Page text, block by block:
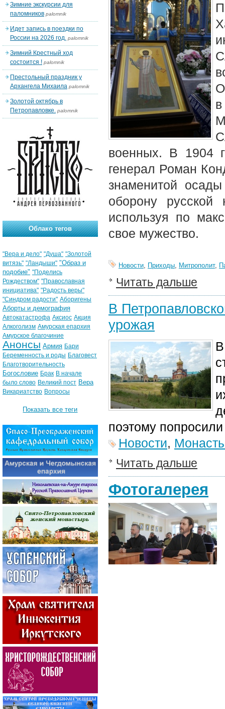
военных. В 1904
генерал Роман
знаменитой
оборону русской
используя по
свое мужество.
Новости, Приходы, Митрополит,
Читать дальше
В
урожая
поэтому
Новости,
Читать дальше
Фотогалерея
Зимние экскурсии для
паломников palomnik
Идет запись в поездки по
России на 2026 год. palomnik
Зимний Крестный ход
состоится ! palomnik
Престольный праздник у
Архангела Михаила palomnik
Золотой октябрь в
Петропавловке. palomnik
Облако тегов
"Вера и дело" "Душа" "Золотой
витязь" "Ландыши" "Образ и
подобие" "Поделись
Рождеством" "Православная
инициатива" "Радость веры"
"Синдром радости" Аборигены
Аборты и демография
Автокатастрофа Аксиос Акция
Алкоголизм Амурская епархия
Амурское благочиние
Анонсы Армия Бари
Беременность и роды Благовест
Благотворительность
Богословие Брак В начале
было слово Великий пост Вера
Викариатство Вопросы
Показать все теги